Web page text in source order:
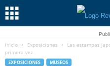
Inicio Exposiciones
Las estampas
primera vez
EXPOSICIONES MUSEOS